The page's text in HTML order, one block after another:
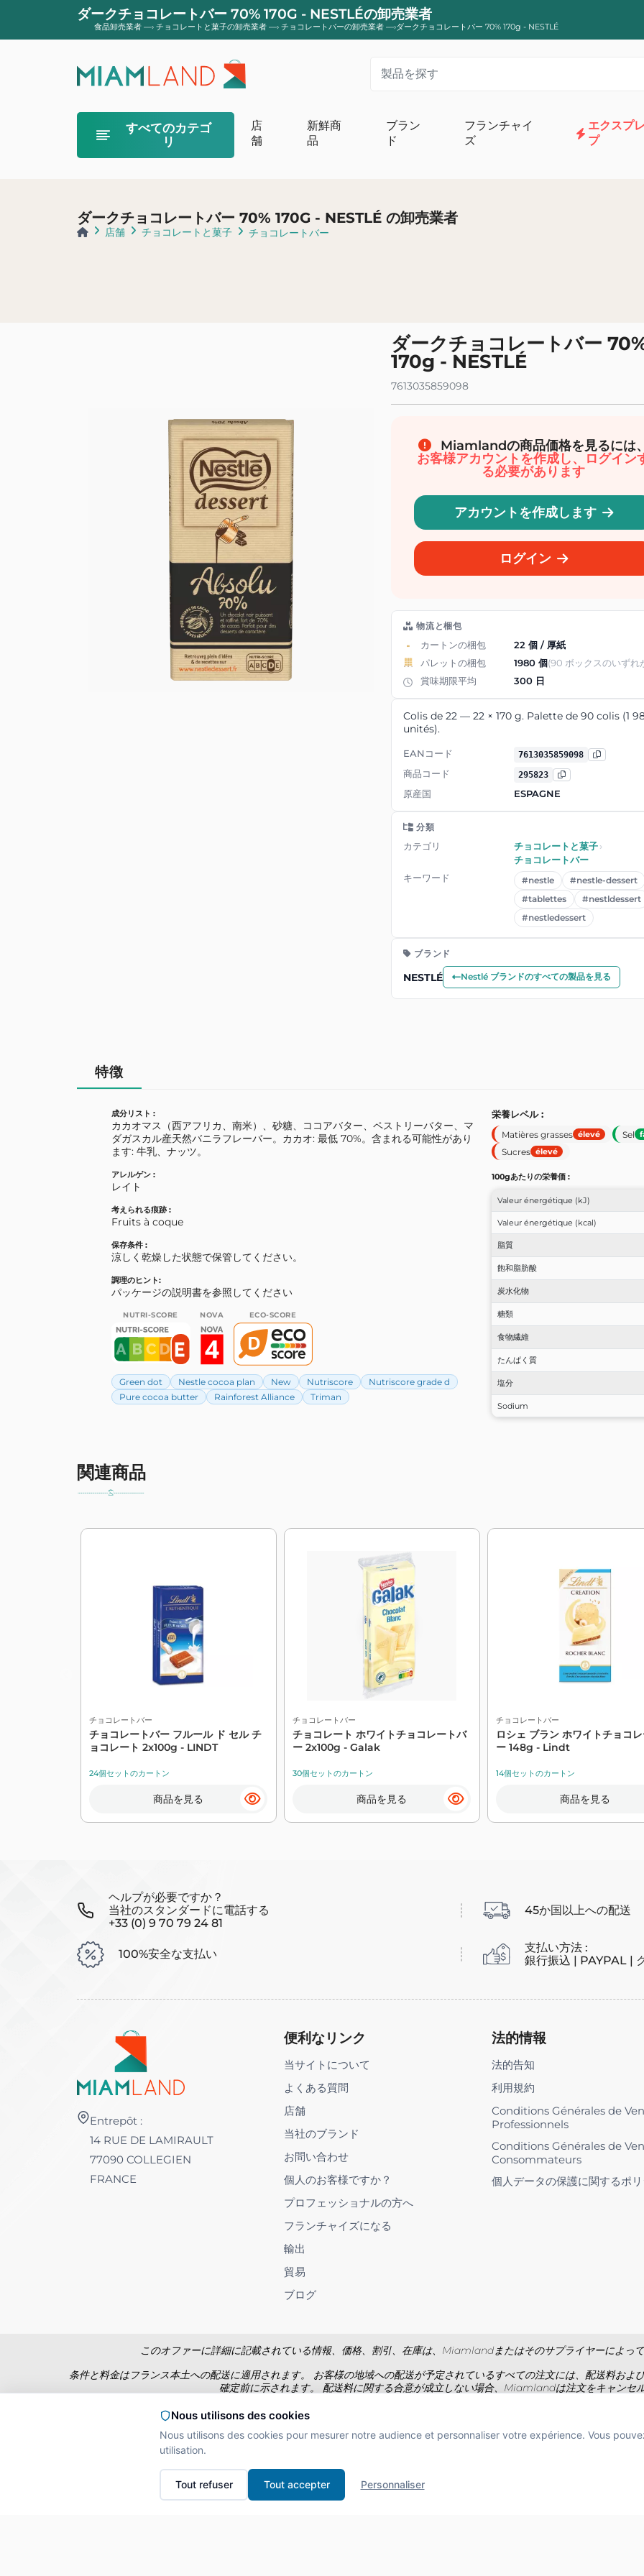
ダークチョコレートバー 70% 170G - NESTLÉの卸売業者
食品卸売業者 —› チョコレートと菓子の卸売業者 —› チョコレートバーの卸売業者 —›ダークチョコレートバー 70% 170g - NESTLÉ
すべてのカテゴ
リ
オーガニックバターとクリーム
オーガニックヨーグルトとデザート
オーガニックオイル、ソース、調味料
オーガニックのスープとシチュー
オーガニックの保存食とインスタントミール
オーガニックソーダ、ソフトドリンク、ア
スティー、シロップ
オーガニックの衛生と美しさ
オーガニックフェイシャルケア
オーガニックヘアケア
オーガニックボディケア
オーガニックボディハイジーン
オーガニックベイビー
オーガニックベビーミール
オーガニックベビーミルクとシリアル
オーガニック育児と乳児衛生
オーガニック生鮮および冷凍
オーガニックケータリング
シャルキュトリー ビオ
コマース公平なバイオ
店
舗
新鮮商
品
ブラン
ド
フランチャイ
ズ
エクスプ
プ
ダークチョコレートバー 70% 170G - NESTLÉ の卸売業者
店舗 チョコレートと菓子 チョコレートバー
ダークチョコレートバー
170g - NESTLÉ
7613035859098
Miamlandの商品価格を見るには、
お客様アカウントを作成し、ログイン
る必要があります
アカウントを作成します
ログイン
物流と梱包
カートンの梱包
22 個 / 厚紙
パレットの梱包
1980 個(90 ボックスのいずれ
賞味期限平均
300 日
Colis de 22 — 22 × 170 g. Palette de 90 colis (1
unités).
EANコード 7613035859098
商品コード 295823
原産国 ESPAGNE
分類
カテゴリ チョコレートと菓子 ›
チョコレートバー
キーワード
#nestle
#nestle-dessert
#tablettes
#nestldessert
#nestledessert
ブランド
NESTLÉ Nestlé ブランドのすべての製品を見る
特徴
成分リスト :
カカオマス（西アフリカ、南米）、砂糖、ココアバター、ペストリーバター、マ
ダガスカル産天然バニラフレーバー。カカオ: 最低 70%。含まれる可能性があり
ます: 牛乳、ナッツ。
アレルゲン :
レイト
考えられる痕跡 :
Fruits à coque
保存条件 :
涼しく乾燥した状態で保管してください。
調理のヒント:
パッケージの説明書を参照してください
NUTRI-SCORE NOVA ECO-SCORE
Green dot Nestle cocoa plan New Nutriscore
Nutriscore grade d
Pure cocoa butter
Rainforest Alliance Triman
栄養レベル :
Matières grasses élevé Sel
Sucres élevé
100gあたりの栄養価 :
Valeur énergétique (kJ)
Valeur énergétique (kcal)
脂質
飽和脂肪酸
炭水化物
糖類
食物繊維
たんぱく質
塩分
Sodium
関連商品
チョコレートバー
チョコレートバー フルール ド セル チ
ョコレート 2x100g - LINDT
24個セットのカートン
商品を見る
チョコレートバー
チョコレート ホワイトチョコレートバ
ー 2x100g - Galak
30個セットのカートン
商品を見る
チョコレートバー
ロシェ ブラン ホワイトチョコ
ー 148g - Lindt
14個セットのカートン
商品を見る
ヘルプが必要ですか？
当社のスタンダードに電話する
+33 (0) 9 70 79 24 81
45か国以上への配送
100%安全な支払い
支払い方法 :
銀行振込 | PAYPAL |
Entrepôt :
14 RUE DE LAMIRAULT
77090 COLLEGIEN
FRANCE
便利なリンク
当サイトについて
よくある質問
店舗
当社のブランド
お問い合わせ
個人のお客様ですか？
プロフェッショナルの方へ
フランチャイズになる
輸出
貿易
ブログ
法的情報
法的告知
利用規約
Conditions Générales de
Professionnels
Conditions Générales de
Consommateurs
個人データの保護に関するポ
このオファーに詳細に記載されている情報、価格、割引、在庫は、Miamlandまたはそのサプライヤーによっ
条件と料金はフランス本土への配送に適用されます。 お客様の地域への配送が予定されているすべての注文には、配送料およ
確定前に示されます。 配送料に関する合意が成立しない場合、Miamlandは注文をキャンセル
価格は個人向けに税込みで表示され、専門家向けに税抜きで表示されます。写真は契約に
Interdiction de vente de boissons alcooliques aux mineurs de moins de 18 ans
La preuve de majorité de l'acheteur est exigée au moment de la vente en ligne.
Nous utilisons des cookies
Nous utilisons des cookies pour mesurer notre audience et personnaliser votre expérience. Vous
utilisation.
Tout refuser Tout accepter Personnaliser